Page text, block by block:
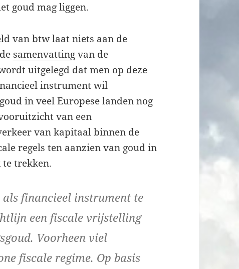
goud mag liggen.
van btw laat niets aan de
samenvattingvan de
uitgelegd dat men op deze
instrument wil
in veel Europese landen nog
van een
van kapitaal binnen de
regels ten aanzien van goud in
trekken.
als financieel instrument te
een fiscale vrijstelling
Voorheen viel
fiscale regime. Op basis